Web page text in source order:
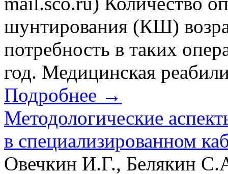
шунтирования (КШ)
потребность в таких
год. Медицинская
Подробнее →
Методологические
в специализированном
Овечкин И.Г., Белякин